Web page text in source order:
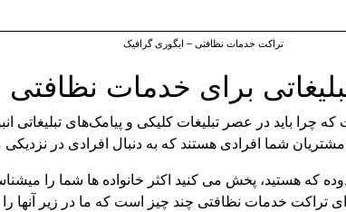
تراکت خدمات نظافتی – ایگوری گرافیک
برای خدمات
چرا باید در عصر تبلیغات کلیکی و پیامک‌های تبلیغاتی
مشتریان شما افرادی هستند که به دنبال افرادی در
که هستید، پخش می کنید اکثر خانواده ها شما را
تراکت خدمات نظافتی چند چیز است که ما در زیر آنها